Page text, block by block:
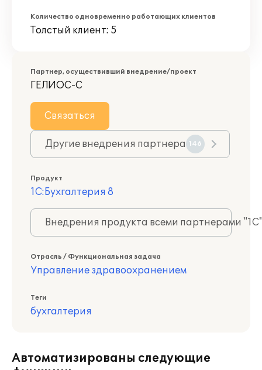
Количество одновременно работающих клиентов
Толстый клиент: 5
Партнер, осуществивший внедрение/проект
ГЕЛИОС-С
Связаться
Другие внедрения партнера 146
Продукт
1С:Бухгалтерия 8
Внедрения продукта всеми партнерами
Отрасль / Функциональная задача
Управление здравоохранением
Теги
бухгалтерия
Автоматизированы следующие